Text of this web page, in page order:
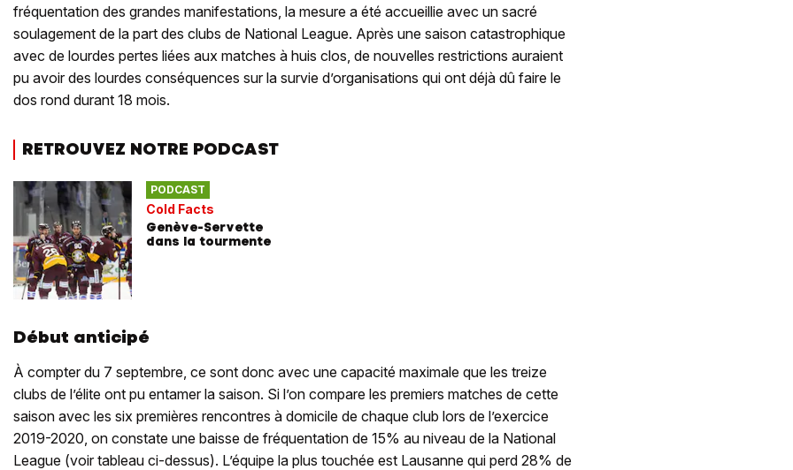
fréquentation des grandes manifestations, la mesure a été accueillie avec un sacré
soulagement de la part des clubs de National League. Après une saison catastrophique
avec de lourdes pertes liées aux matches à huis clos, de nouvelles restrictions auraient
pu avoir des lourdes conséquences sur la survie d’organisations qui ont déjà dû faire le
dos rond durant 18 mois.
RETROUVEZ NOTRE PODCAST
PODCAST
Cold Facts
Genève-Servette
dans la tourmente
Début anticipé
À compter du 7 septembre, ce sont donc avec une capacité maximale que les treize
clubs de l’élite ont pu entamer la saison. Si l’on compare les premiers matches de cette
saison avec les six premières rencontres à domicile de chaque club lors de l’exercice
2019-2020, on constate une baisse de fréquentation de 15% au niveau de la National
League (voir tableau ci-dessus). L’équipe la plus touchée est Lausanne qui perd 28% de